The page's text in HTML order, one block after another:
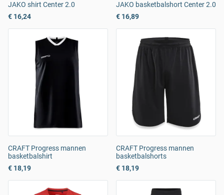
JAKO shirt Center 2.0
€ 16,24
JAKO basketbalshort Center 2.0
€ 16,89
CRAFT Progress mannen
basketbalshirt
€ 18,19
CRAFT Progress mannen
basketbalshorts
€ 18,19